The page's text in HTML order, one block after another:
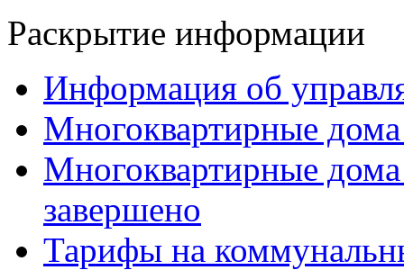
Раскрытие информации
Информация об
Многоквартирные
Многоквартирные
завершено
Тарифы на